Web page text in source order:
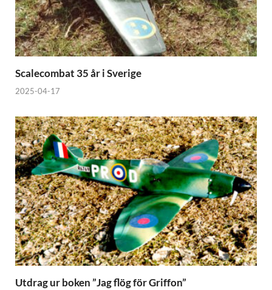
Scalecombat 35 år i Sverige
2025-04-17
Utdrag ur boken ”Jag flög för Griffon”